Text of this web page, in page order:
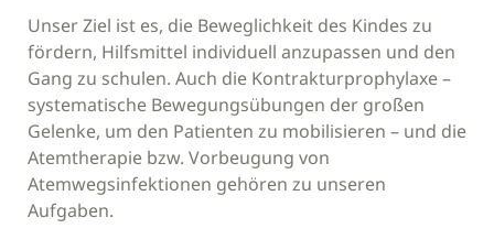
Unser Ziel ist es, die Beweglichkeit des Kindes zu
fördern, Hilfsmittel individuell anzupassen und den
Gang zu schulen. Auch die Kontrakturprophylaxe –
systematische Bewegungsübungen der großen
Gelenke, um den Patienten zu mobilisieren – und die
Atemtherapie bzw. Vorbeugung von
Atemwegsinfektionen gehören zu unseren
Aufgaben.